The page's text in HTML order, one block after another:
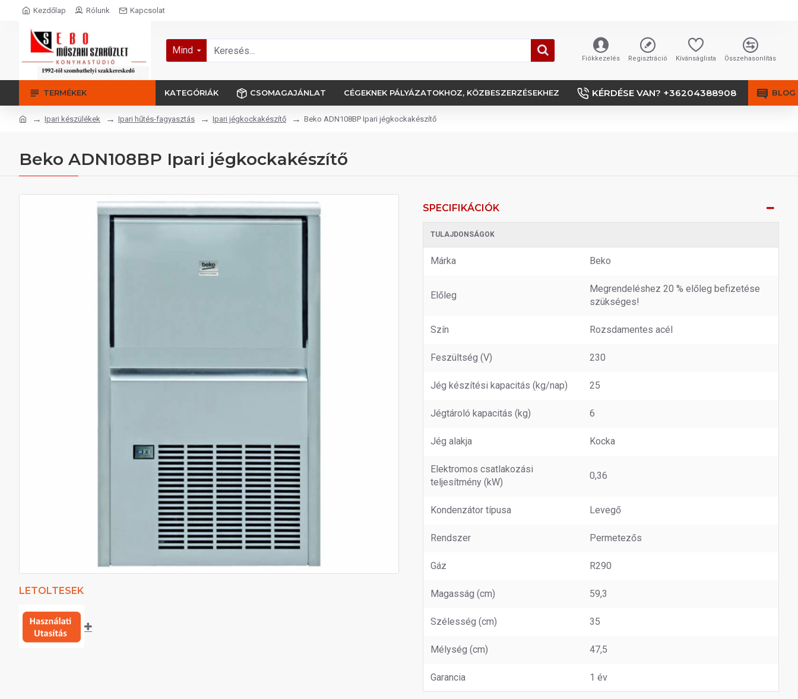
Kezdőlap Rólunk Kapcsolat
Mind
Fiókkezelés Regisztráció Kívánságlista Összehasonlítás
TERMÉKEK KATEGÓRIÁK CSOMAGAJÁNLAT CÉGEKNEK PÁLYÁZATOKHOZ, KÖZBESZERZÉSEKHEZ KÉRDÉSE VAN? +36204388908 BLOG
Ipari készülékek Ipari hűtés-fagyasztás Ipari jégkockakészítő Beko ADN108BP Ipari jégkockakészítő
Beko ADN108BP Ipari jégkockakészítő
LETOLTESEK
SPECIFIKÁCIÓK
TULAJDONSÁGOK
Márka Beko
Előleg
Megrendeléshez 20 % előleg befizetése
szükséges!
Szín Rozsdamentes acél
Feszültség (V) 230
Jég készítési kapacitás (kg/nap) 25
Jégtároló kapacitás (kg) 6
Jég alakja Kocka
Elektromos csatlakozási
teljesítmény (kW)
0,36
Kondenzátor típusa Levegő
Rendszer Permetezős
Gáz R290
Magasság (cm) 59,3
Szélesség (cm) 35
Mélység (cm) 47,5
Garancia 1 év